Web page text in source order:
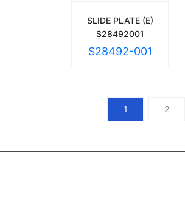
SLIDE PLATE (E)
S28492001
S28492-001
1 2